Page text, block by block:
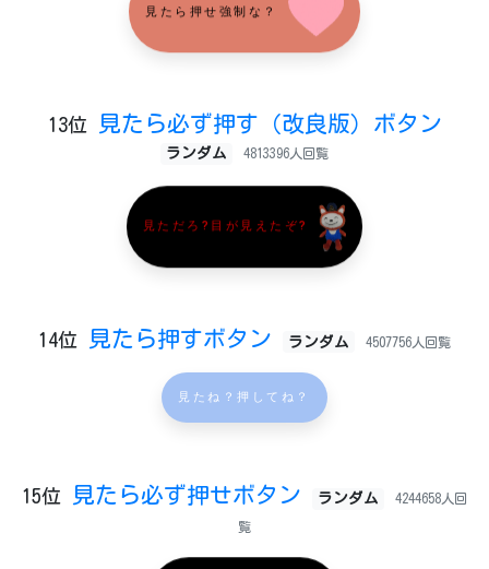
見たら押せ強制な？
13位 見たら必ず押す（改良版）ボタン
ランダム 4813396人回覧
見ただろ?目が見えたぞ?
14位 見たら押すボタン ランダム 4507756人回覧
見たね？押してね？
15位 見たら必ず押せボタン ランダム 4244658人回
覧